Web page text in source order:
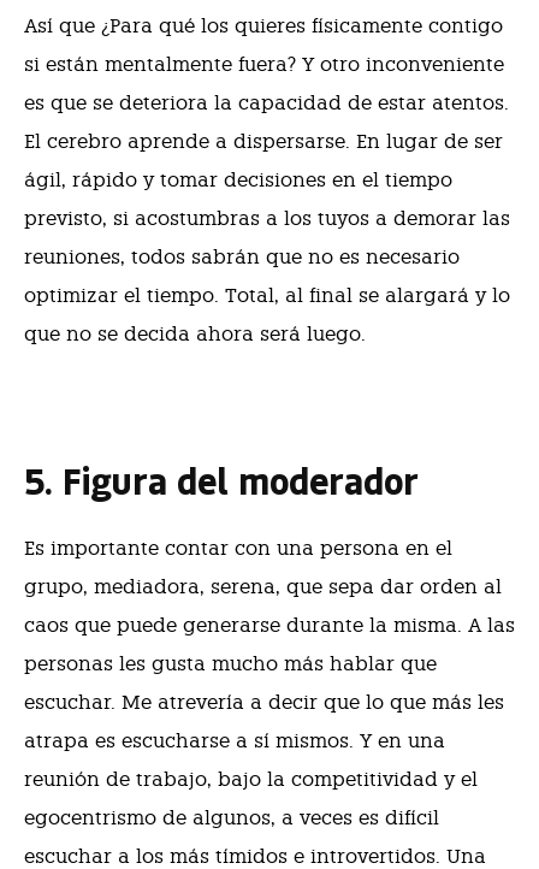
Así que ¿Para qué los quieres físicamente contigo
si están mentalmente fuera? Y otro inconveniente
es que se deteriora la capacidad de estar atentos.
El cerebro aprende a dispersarse. En lugar de ser
ágil, rápido y tomar decisiones en el tiempo
previsto, si acostumbras a los tuyos a demorar las
reuniones, todos sabrán que no es necesario
optimizar el tiempo. Total, al final se alargará y lo
que no se decida ahora será luego.
5. Figura del moderador
Es importante contar con una persona en el
grupo, mediadora, serena, que sepa dar orden al
caos que puede generarse durante la misma. A las
personas les gusta mucho más hablar que
escuchar. Me atrevería a decir que lo que más les
atrapa es escucharse a sí mismos. Y en una
reunión de trabajo, bajo la competitividad y el
egocentrismo de algunos, a veces es difícil
escuchar a los más tímidos e introvertidos. Una